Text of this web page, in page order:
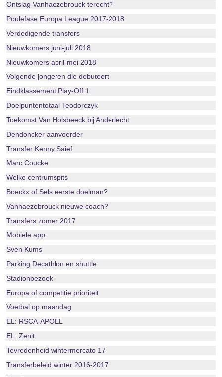
Ontslag Vanhaezebrouck terecht?
Poulefase Europa League 2017-2018
Verdedigende transfers
Nieuwkomers juni-juli 2018
Nieuwkomers april-mei 2018
Volgende jongeren die debuteert
Eindklassement Play-Off 1
Doelpuntentotaal Teodorczyk
Toekomst Van Holsbeeck bij Anderlecht
Dendoncker aanvoerder
Transfer Kenny Saief
Marc Coucke
Welke centrumspits
Boeckx of Sels eerste doelman?
Vanhaezebrouck nieuwe coach?
Transfers zomer 2017
Mobiele app
Sven Kums
Parking Decathlon en shuttle
Stadionbezoek
Europa of competitie prioriteit
Voetbal op maandag
EL: RSCA-APOEL
EL: Zenit
Tevredenheid wintermercato 17
Transferbeleid winter 2016-2017